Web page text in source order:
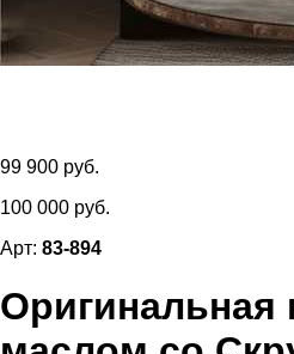
99 900 руб.
100 000 руб.
Арт: 83-894
Оригинальная